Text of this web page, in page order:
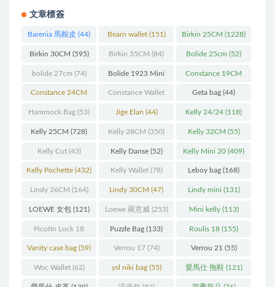
文章標簽
Barenia 馬鞍皮 (44) Bearn wallet(151) Birkin 25CM (1228)
Birkin 30CM (595) Birkin 35CM (84) Bolide 25cm (52)
bolide 27cm (74) Bolide 1923 Mini
(93)
Constance 19CM
(571)
Constance 24CM
(216)
Constance Wallet
(60)
Geta bag (44)
Hammock Bag (53) Jige Elan (44) Kelly 24/24 (118)
Kelly 25CM (728) Kelly 28CM (350) Kelly 32CM (55)
Kelly Cut(43) Kelly Danse(52) Kelly Mini 20 (409)
Kelly Pochette (432) Kelly Wallet(78) Leboy bag (168)
Lindy 26CM (164) Lindy 30CM (47) Lindy mini (131)
LOEWE 女包(121) Loewe 羅意威(253) Mini kelly(113)
Picotin Lock 18
(202)
Puzzle Bag (133) Roulis 18 (155)
Vanity case bag (59) Verrou 17(74) Verrou 21 (55)
Woc Wallet(62) ysl niki bag(55) 愛馬仕 拖鞋(121)